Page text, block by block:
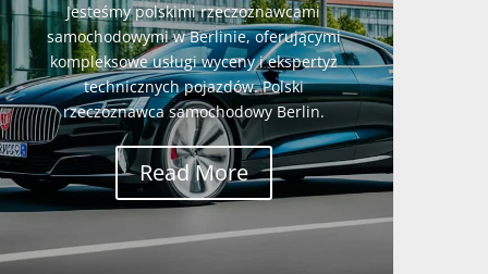
Jesteśmy polskimi rzeczoznawcami
samochodowymi w Berlinie, oferującymi
kompleksowe usługi wyceny i ekspertyz
technicznych pojazdów. Polski
rzeczoznawca samochodowy Berlin.
Read More